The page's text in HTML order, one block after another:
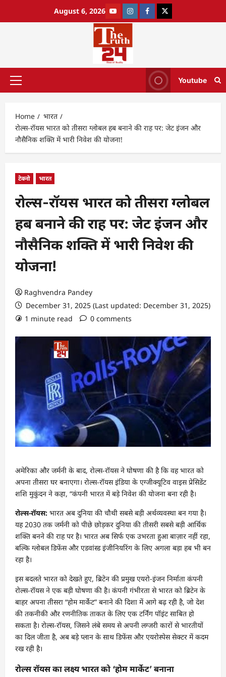
August 6, 2026
Youtube
Home
भारत
रोल्स-रॉयस भारत को तीसरा ग्लोबल हब बनाने की राह पर: जेट इंजन और
नौसैनिक शक्ति में भारी निवेश की योजना!
टेक्नो भारत
रोल्स-रॉयस भारत को तीसरा ग्लोबल
हब बनाने की राह पर: जेट इंजन और
नौसैनिक शक्ति में भारी निवेश की
योजना!
Raghvendra Pandey
December 31, 2025 (Last updated: December 31, 2025)
1 minute read
0 comments
अमेरिका और जर्मनी के बाद, रोल्स-रॉयस ने घोषणा की है कि वह भारत को
अपना तीसरा घर बनाएगा। रोल्स-रॉयस इंडिया के एग्जीक्यूटिव वाइस प्रेसिडेंट
शशि मुकुंदन ने कहा, “कंपनी भारत में बड़े निवेश की योजना बना रही है।
रोल्स-रॉयस: भारत अब दुनिया की चौथी सबसे बड़ी अर्थव्यवस्था बन गया है।
यह 2030 तक जर्मनी को पीछे छोड़कर दुनिया की तीसरी सबसे बड़ी आर्थिक
शक्ति बनने की राह पर है। भारत अब सिर्फ एक उभरता हुआ बाज़ार नहीं रहा,
बल्कि ग्लोबल डिफेंस और एडवांस्ड इंजीनियरिंग के लिए अगला बड़ा हब भी बन
रहा है।
इस बदलते भारत को देखते हुए, ब्रिटेन की प्रमुख एयरो-इंजन निर्माता कंपनी
रोल्स-रॉयस ने एक बड़ी घोषणा की है। कंपनी गंभीरता से भारत को ब्रिटेन के
बाहर अपना तीसरा “होम मार्केट” बनाने की दिशा में आगे बढ़ रही है, जो देश
की तकनीकी और रणनीतिक ताकत के लिए एक टर्निंग पॉइंट साबित हो
सकता है। रोल्स-रॉयस, जिसने लंबे समय से अपनी लग्जरी कारों से भारतीयों
का दिल जीता है, अब बड़े प्लान के साथ डिफेंस और एयरोस्पेस सेक्टर में कदम
रख रही है।
रोल्स रॉयस का लक्ष्य भारत को ‘होम मार्केट’ बनाना